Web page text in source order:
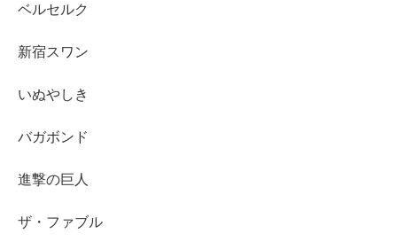
ベルセルク
新宿スワン
いぬやしき
バガボンド
進撃の巨人
ザ・ファブル